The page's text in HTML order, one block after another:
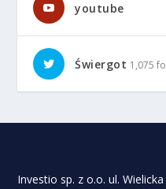
youtube
Świergot 1,075
Investio sp. z o.o. ul.